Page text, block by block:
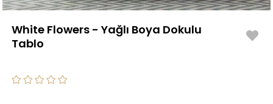
White Flowers - Yağlı Boya Dokulu
Tablo